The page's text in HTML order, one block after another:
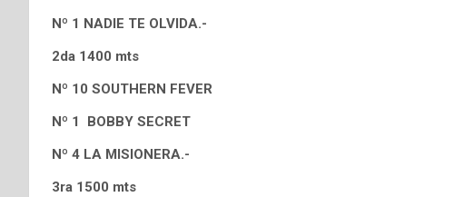
Nº 1 NADIE TE OLVIDA.-
2da 1400 mts
Nº 10 SOUTHERN FEVER
Nº 1 BOBBY SECRET
Nº 4 LA MISIONERA.-
3ra 1500 mts